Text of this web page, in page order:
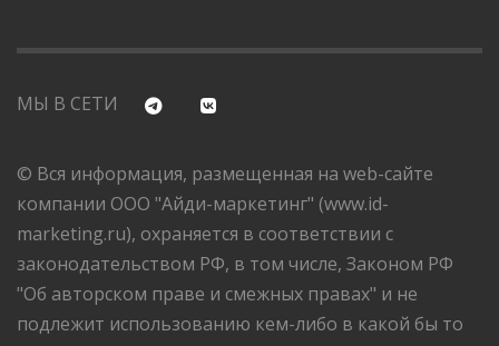
МЫ В СЕТИ
© Вся информация, размещенная на web-сайте
компании ООО "Айди-маркетинг" (www.id-
marketing.ru), охраняется в соответствии с
законодательством РФ, в том числе, Законом РФ
"Об авторском праве и смежных правах" и не
подлежит использованию кем-либо в какой бы то